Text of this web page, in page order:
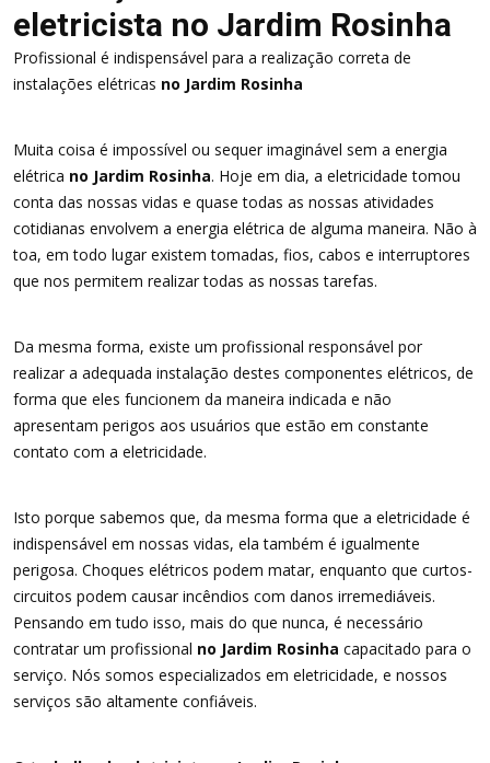
eletricista no Jardim Rosinha
Profissional é indispensável para a realização correta de
instalações elétricas no Jardim Rosinha
Muita coisa é impossível ou sequer imaginável sem a energia
elétrica no Jardim Rosinha. Hoje em dia, a eletricidade tomou
conta das nossas vidas e quase todas as nossas atividades
cotidianas envolvem a energia elétrica de alguma maneira. Não à
toa, em todo lugar existem tomadas, fios, cabos e interruptores
que nos permitem realizar todas as nossas tarefas.
Da mesma forma, existe um profissional responsável por
realizar a adequada instalação destes componentes elétricos, de
forma que eles funcionem da maneira indicada e não
apresentam perigos aos usuários que estão em constante
contato com a eletricidade.
Isto porque sabemos que, da mesma forma que a eletricidade é
indispensável em nossas vidas, ela também é igualmente
perigosa. Choques elétricos podem matar, enquanto que curtos-
circuitos podem causar incêndios com danos irremediáveis.
Pensando em tudo isso, mais do que nunca, é necessário
contratar um profissional no Jardim Rosinha capacitado para o
serviço. Nós somos especializados em eletricidade, e nossos
serviços são altamente confiáveis.